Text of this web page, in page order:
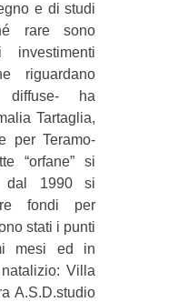
e di studi
rare sono
investimenti
riguardano
diffuse- ha
Tartaglia,
per Teramo-
“orfane” si
dal 1990 si
fondi per
stati i punti
mesi ed in
Villa
A.S.D.studio